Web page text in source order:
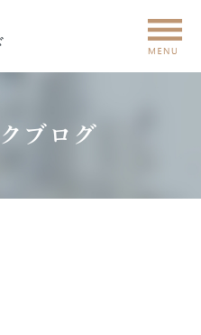
ブログ